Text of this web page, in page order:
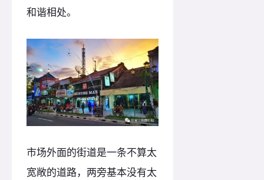
和谐相处。
市场外面的街道是一条不算太
宽敞的道路，两旁基本没有太